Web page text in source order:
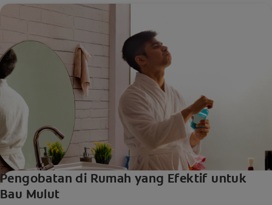
Pengobatan di Rumah yang Efektif untuk
Bau Mulut